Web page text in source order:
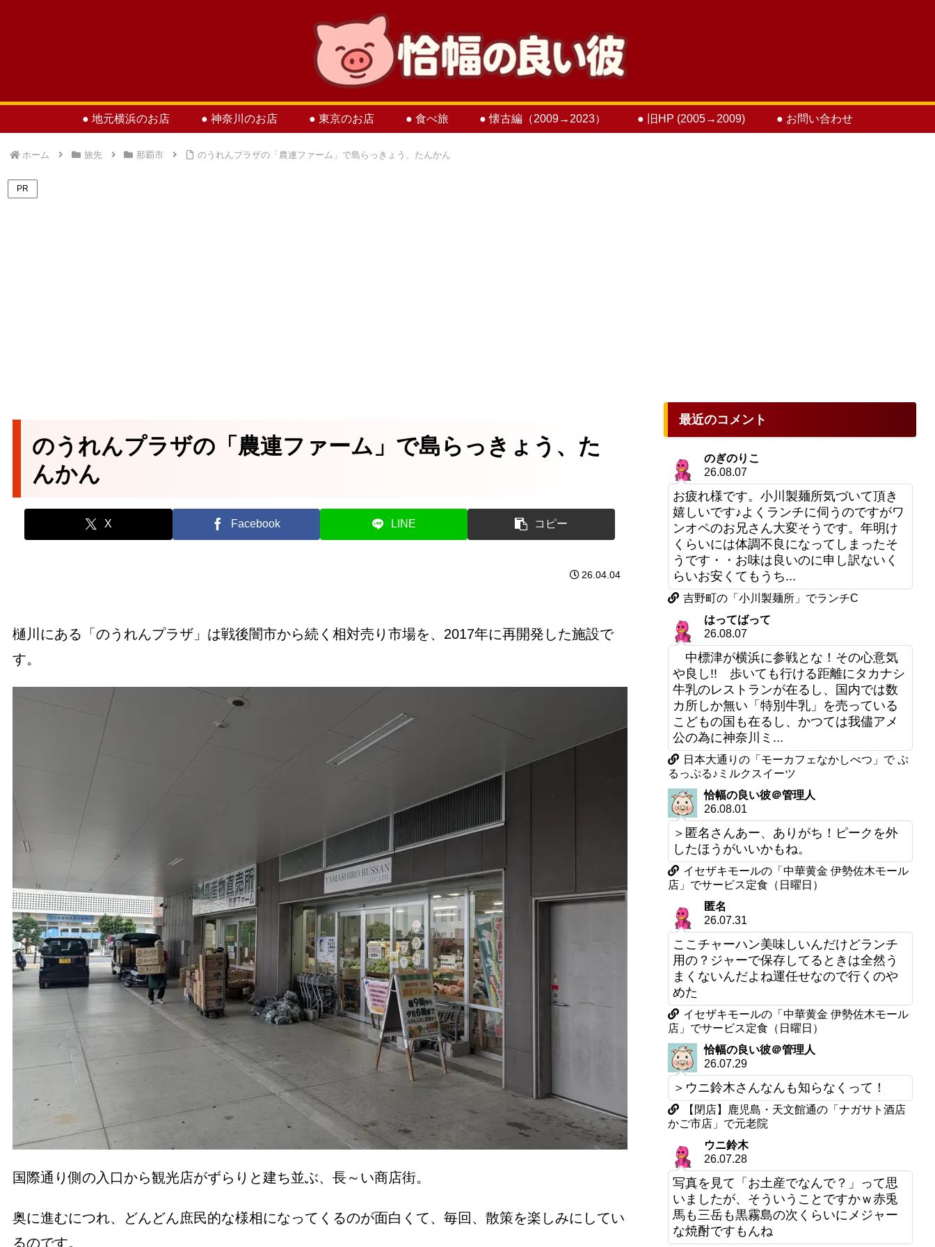
● 地元横浜のお店 ● 神奈川のお店 ● 東京のお店 ● 食べ旅 ● 懐古編（2009→2023） ● 旧HP (2005→2009) ● お問い合わせ
ホーム 旅先 那覇市 のうれんプラザの「農連ファーム」で島らっきょう、たんかん
PR
のうれんプラザの「農連ファーム」で島らっきょう、た
んかん
X Facebook LINE コピー
26.04.04
樋川にある「のうれんプラザ」は戦後闇市から続く相対売り市場を、2017年に再開発した施設で
す。
国際通り側の入口から観光店がずらりと建ち並ぶ、長～い商店街。
奥に進むにつれ、どんどん庶民的な様相になってくるのが面白くて、毎回、散策を楽しみにしてい
るのです。
最近のコメント
のぎのりこ
26.08.07
お疲れ様です。小川製麺所気づいて頂き
嬉しいです♪よくランチに伺うのですがワ
ンオペのお兄さん大変そうです。年明け
くらいには体調不良になってしまったそ
うです・・お味は良いのに申し訳ないく
らいお安くてもうち...
吉野町の「小川製麺所」でランチC
はってばって
26.08.07
中標津が横浜に参戦とな！その心意気
や良し!! 歩いても行ける距離にタカナシ
牛乳のレストランが在るし、国内では数
カ所しか無い「特別牛乳」を売っている
こどもの国も在るし、かつては我儘アメ
公の為に神奈川ミ...
日本大通りの「モーカフェなかしべつ」で ぷ
るっぷる♪ミルクスイーツ
恰幅の良い彼＠管理人
26.08.01
＞匿名さんあー、ありがち！ピークを外
したほうがいいかもね。
イセザキモールの「中華黄金 伊勢佐木モール
店」でサービス定食（日曜日）
匿名
26.07.31
ここチャーハン美味しいんだけどランチ
用の？ジャーで保存してるときは全然う
まくないんだよね運任せなので行くのや
めた
イセザキモールの「中華黄金 伊勢佐木モール
店」でサービス定食（日曜日）
恰幅の良い彼＠管理人
26.07.29
＞ウニ鈴木さんなんも知らなくって！
【閉店】鹿児島・天文館通の「ナガサト酒店
かご市店」で元老院
ウニ鈴木
26.07.28
写真を見て「お土産でなんで？」って思
いましたが、そういうことですかｗ赤兎
馬も三岳も黒霧島の次くらいにメジャー
な焼酎ですもんね